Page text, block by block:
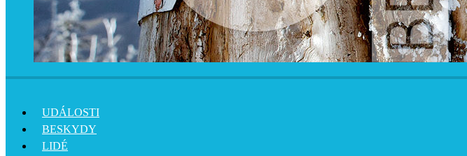
UDÁLOSTI
BESKYDY
LIDÉ